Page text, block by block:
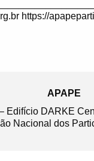
https://
APAPE
Edifício DARKE
Nacional dos